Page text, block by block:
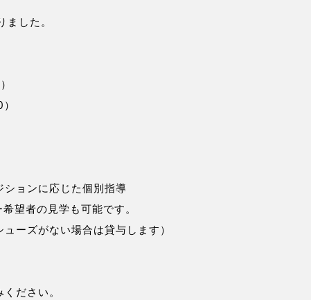
した。
ョンに応じた個別指導
望者の見学も可能です。
ーズがない場合は貸与します）
ださい。